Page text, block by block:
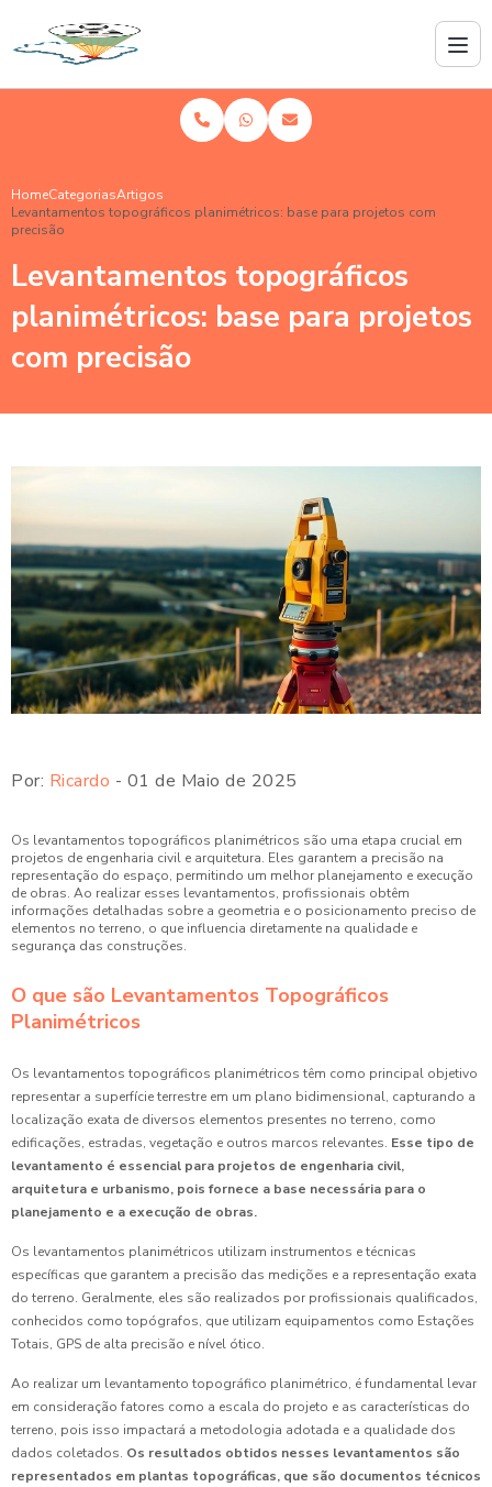
HomeCategoriasArtigos
Levantamentos topográficos planimétricos: base para projetos com
precisão
Levantamentos topográficos
planimétricos: base para projetos
com precisão
Por: Ricardo - 01 de Maio de 2025
Os levantamentos topográficos planimétricos são uma etapa crucial em
projetos de engenharia civil e arquitetura. Eles garantem a precisão na
representação do espaço, permitindo um melhor planejamento e execução
de obras. Ao realizar esses levantamentos, profissionais obtêm
informações detalhadas sobre a geometria e o posicionamento preciso de
elementos no terreno, o que influencia diretamente na qualidade e
segurança das construções.
O que são Levantamentos Topográficos
Planimétricos
Os levantamentos topográficos planimétricos têm como principal objetivo
representar a superfície terrestre em um plano bidimensional, capturando a
localização exata de diversos elementos presentes no terreno, como
edificações, estradas, vegetação e outros marcos relevantes. Esse tipo de
levantamento é essencial para projetos de engenharia civil,
arquitetura e urbanismo, pois fornece a base necessária para o
planejamento e a execução de obras.
Os levantamentos planimétricos utilizam instrumentos e técnicas
específicas que garantem a precisão das medições e a representação exata
do terreno. Geralmente, eles são realizados por profissionais qualificados,
conhecidos como topógrafos, que utilizam equipamentos como Estações
Totais, GPS de alta precisão e nível ótico.
Ao realizar um levantamento topográfico planimétrico, é fundamental levar
em consideração fatores como a escala do projeto e as características do
terreno, pois isso impactará a metodologia adotada e a qualidade dos
dados coletados. Os resultados obtidos nesses levantamentos são
representados em plantas topográficas, que são documentos técnicos